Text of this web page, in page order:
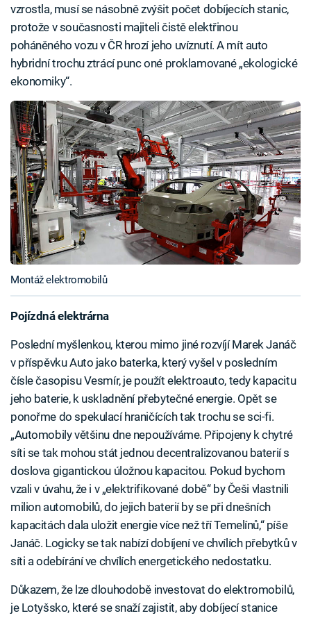
vzrostla, musí se násobně zvýšit počet dobíjecích stanic,
protože v současnosti majiteli čistě elektřinou
poháněného vozu v ČR hrozí jeho uvíznutí. A mít auto
hybridní trochu ztrácí punc oné proklamované „ekologické
ekonomiky“.
Montáž elektromobilů
Pojízdná elektrárna
Poslední myšlenkou, kterou mimo jiné rozvíjí Marek Janáč
v příspěvku Auto jako baterka, který vyšel v posledním
čísle časopisu Vesmír, je použít elektroauto, tedy kapacitu
jeho baterie, k uskladnění přebytečné energie. Opět se
ponořme do spekulací hraničících tak trochu se sci-fi.
„Automobily většinu dne nepoužíváme. Připojeny k chytré
síti se tak mohou stát jednou decentralizovanou baterií s
doslova gigantickou úložnou kapacitou. Pokud bychom
vzali v úvahu, že i v „elektrifikované době“ by Češi vlastnili
milion automobilů, do jejich baterií by se při dnešních
kapacitách dala uložit energie více než tří Temelínů,“ píše
Janáč. Logicky se tak nabízí dobíjení ve chvílích přebytků v
síti a odebírání ve chvílích energetického nedostatku.
Důkazem, že lze dlouhodobě investovat do elektromobilů,
je Lotyšsko, které se snaží zajistit, aby dobíjecí stanice